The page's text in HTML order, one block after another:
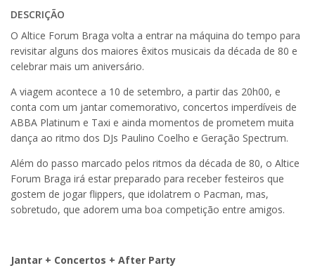
DESCRIÇÃO
O Altice Forum Braga volta a entrar na máquina do tempo para
revisitar alguns dos maiores êxitos musicais da década de 80 e
celebrar mais um aniversário.
A viagem acontece a 10 de setembro, a partir das 20h00, e
conta com um jantar comemorativo, concertos imperdíveis de
ABBA Platinum e Taxi e ainda momentos de prometem muita
dança ao ritmo dos DJs Paulino Coelho e Geração Spectrum.
Além do passo marcado pelos ritmos da década de 80, o Altice
Forum Braga irá estar preparado para receber festeiros que
gostem de jogar flippers, que idolatrem o Pacman, mas,
sobretudo, que adorem uma boa competição entre amigos.
Jantar + Concertos + After Party